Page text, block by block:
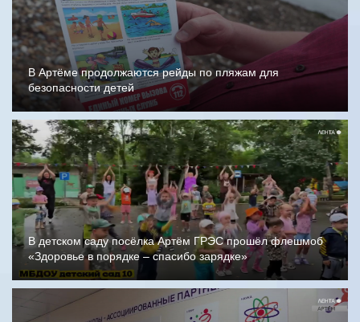
В Артёме продолжаются рейды по пляжам для
безопасности детей
В детском саду посёлка Артём ГРЭС прошёл флешмоб
«Здоровье в порядке – спасибо зарядке»